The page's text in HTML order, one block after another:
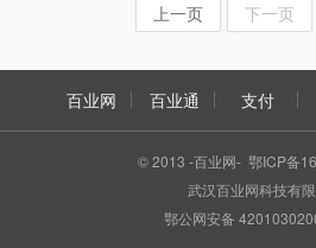
上一页 下一页
百业网 百业通 支付
© 2013 -百业网- 鄂ICP备
武汉百业网科技有
鄂公网安备